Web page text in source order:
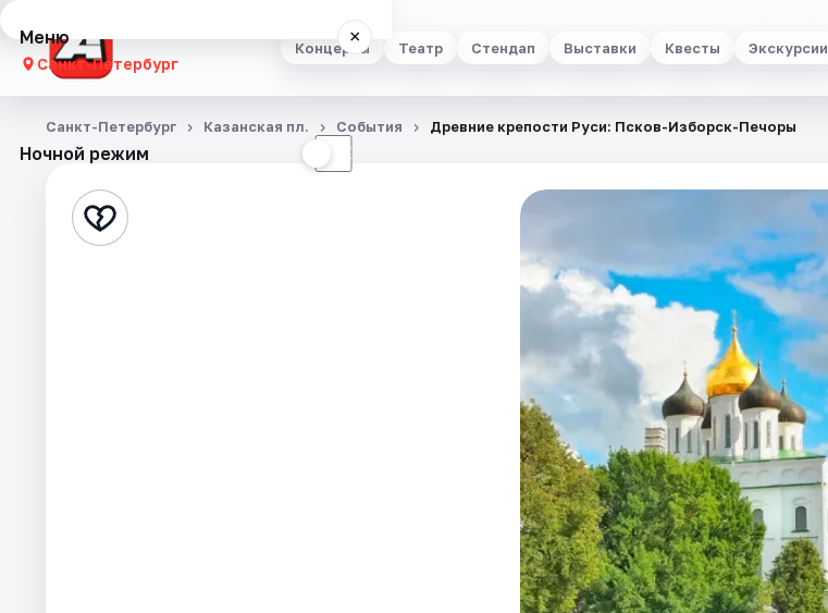
Концерты Театр Стендап Выставки Квесты Экскурсии
Меню ×
Санкт-Петербург
Концерты
Стендап
Ночной режим ☾
Санкт-Петербург Казанская пл. События Древние крепости Руси: Псков-Изборск-Печоры